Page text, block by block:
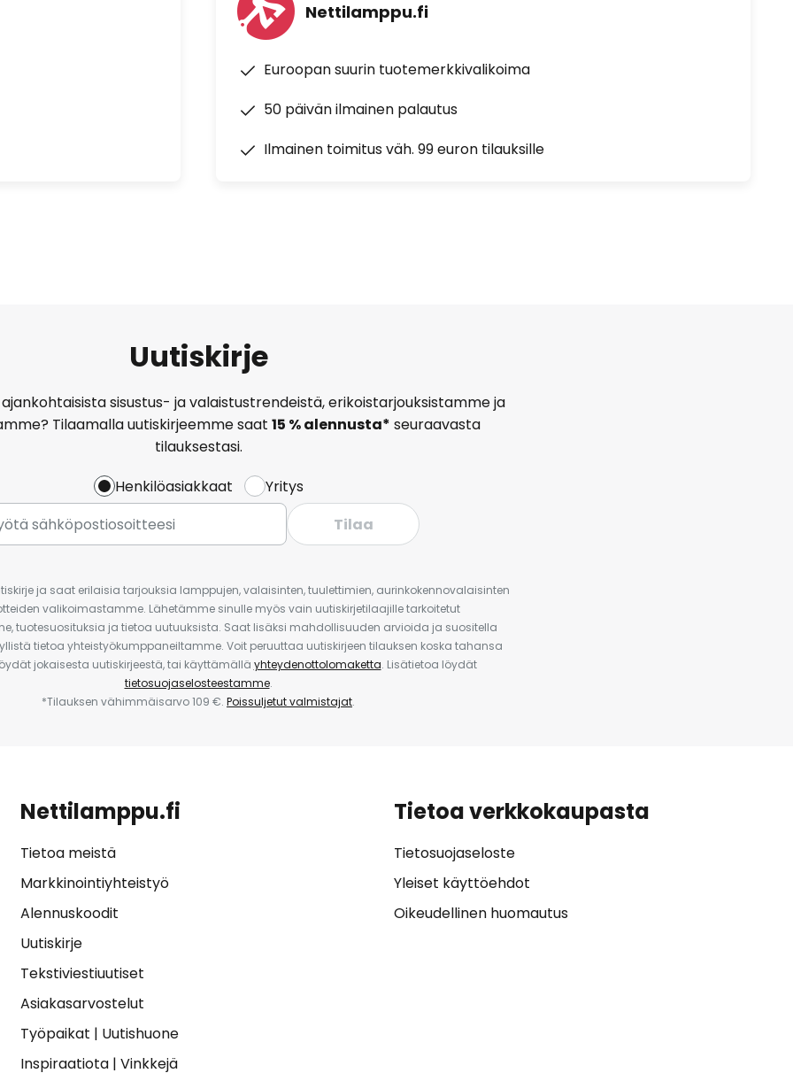
Nettilamppu.fi
Euroopan suurin tuotemerkkivalikoima
50 päivän ilmainen palautus
Ilmainen toimitus väh. 99 euron tilauksille
Uutiskirje
sisustus- ja valaistustrendeistä, erikoistarjouksistamme ja
Tilaamalla uutiskirjeemme saat 15 % alennusta* seuraavasta
tilauksestasi.
Henkilöasiakkaat
Yritys
Tilaa
ja saat erilaisia tarjouksia lamppujen, valaisinten, tuulettimien, aurinkokennovalaisinten
valikoimastamme. Lähetämme sinulle myös vain uutiskirjetilaajille tarkoitetut
tuotesuosituksia ja tietoa uutuuksista. Saat lisäksi mahdollisuuden arvioida ja suositella
tietoa yhteistyökumppaneiltamme. Voit peruuttaa uutiskirjeen tilauksen koska tahansa
jokaisesta uutiskirjeestä, tai käyttämällä yhteydenottolomaketta. Lisätietoa löydät
tietosuojaselosteestamme.
*Tilauksen vähimmäisarvo 109 €. Poissuljetut valmistajat.
Nettilamppu.fi
Tietoa meistä
Markkinointiyhteistyö
Alennuskoodit
Uutiskirje
Tekstiviestiuutiset
Asiakasarvostelut
Työpaikat | Uutishuone
Inspiraatiota| Vinkkejä
Tietoa verkkokaupasta
Tietosuojaseloste
Yleiset käyttöehdot
Oikeudellinen huomautus